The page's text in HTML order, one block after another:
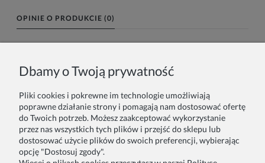
OPINIE O PRODUKCIE (0)
Twoja opinia:
Dbamy o Twoją prywatność
Pliki cookies i pokrewne im technologie umożliwiają
poprawne działanie strony i pomagają nam dostosować ofertę
do Twoich potrzeb. Możesz zaakceptować wykorzystanie
przez nas wszystkich tych plików i przejść do sklepu lub
dostosować użycie plików do swoich preferencji, wybierając
opcję "Dostosuj zgody".